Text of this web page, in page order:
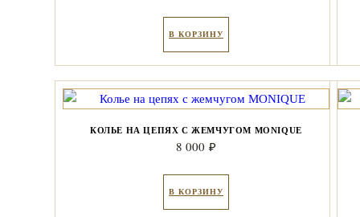
В КОРЗИНУ
КОЛЬЕ НА ЦЕПЯХ С ЖЕМЧУГОМ MONIQUE
8 000 ₽
В КОРЗИНУ